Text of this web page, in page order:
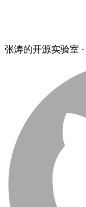
张涛的开源实验室 ·